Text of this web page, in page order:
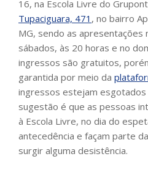
16, na Escola Livre do
Tupaciguara, 471 , no bairro
MG, sendo as apresentações
sábados, às 20 horas e no
ingressos são gratuitos,
garantida por meio da
ingressos estejam esgotados
sugestão é que as pessoas
à Escola Livre, no dia do
antecedência e façam parte
surgir alguma desistência.